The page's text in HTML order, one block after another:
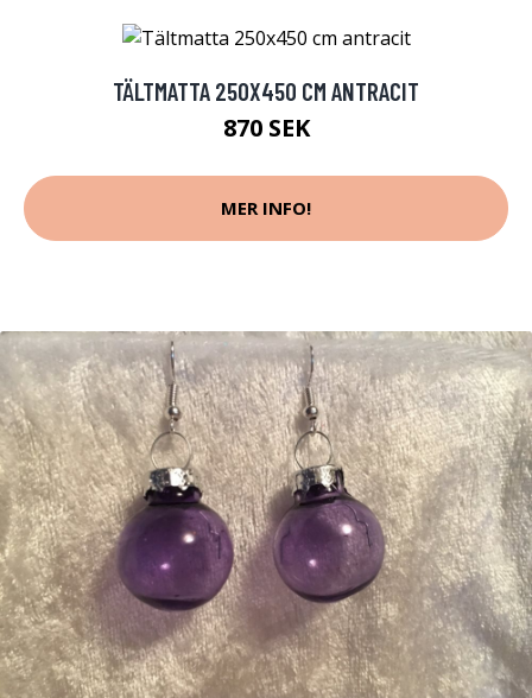
TÄLTMATTA 250X450 CM ANTRACIT
870 SEK
MER INFO!